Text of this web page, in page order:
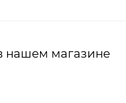
нашем магазине